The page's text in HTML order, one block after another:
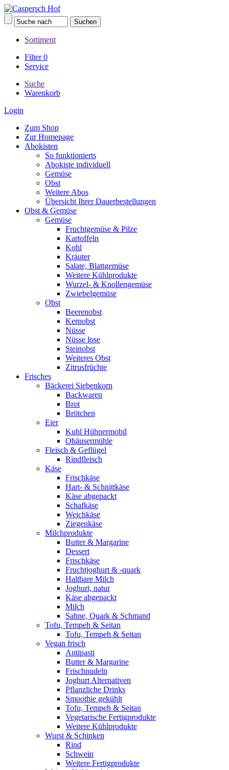
Sortiment
Filter0
Service
Suche
Warenkorb
Login
Zum Shop
Zur Homepage
Abokisten
So funktionierts
Abokiste individuell
Gemüse
Obst
Weitere Abos
Übersicht Ihrer Dauerbestellungen
Obst & Gemüse
Gemüse
Fruchtgemüse & Pilze
Kartoffeln
Kohl
Kräuter
Salate, Blattgemüse
Weitere Kühlprodukte
Wurzel- & Knollengemüse
Zwiebelgemüse
Obst
Beerenobst
Kernobst
Nüsse
Nüsse lose
Steinobst
Weiteres Obst
Zitrusfrüchte
Frisches
Bäckerei Siebenkorn
Backwaren
Brot
Brötchen
Eier
Kuhl Hühnermobil
Ohäusermühle
Fleisch & Geflügel
Rindfleisch
Käse
Frischkäse
Hart- & Schnittkäse
Käse abgepackt
Schafkäse
Weichkäse
Ziegenkäse
Milchprodukte
Butter & Margarine
Dessert
Frischkäse
Fruchtjoghurt & -quark
Haltbare Milch
Joghurt, natur
Käse abgepackt
Milch
Sahne, Quark & Schmand
Tofu, Tempeh & Seitan
Tofu, Tempeh & Seitan
Vegan frisch
Antipasti
Butter & Margarine
Frischnudeln
Joghurt Alternativen
Pflanzliche Drinks
Smoothie gekühlt
Tofu, Tempeh & Seitan
Vegetarische Fertigprodukte
Weitere Kühlprodukte
Wurst & Schinken
Rind
Schwein
Weitere Fertigprodukte